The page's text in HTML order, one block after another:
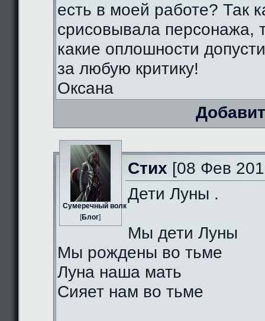
есть в моей работе? Так
срисовывала персонажа,
какие оплошности
за любую критику!
Оксана
Сумеречный волк
[Блог]
Стих [08 Фев
Дети Луны .
Мы дети Луны
Мы рождены во тьме
Луна наша мать
Сияет нам во тьме